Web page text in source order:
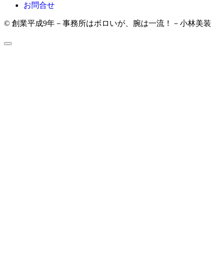
お問合せ
© 創業平成9年－事務所はボロいが、腕は一流！－小林美装